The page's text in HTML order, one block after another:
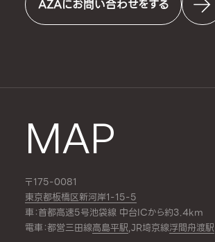
AZAにお問い合わせをする
MAP
〒175-0081
東京都板橋区新河岸1-15-5
車：首都高速5号池袋線 中台ICから約3.4km
電車：都営三田線高島平駅,JR埼京線浮間舟渡駅